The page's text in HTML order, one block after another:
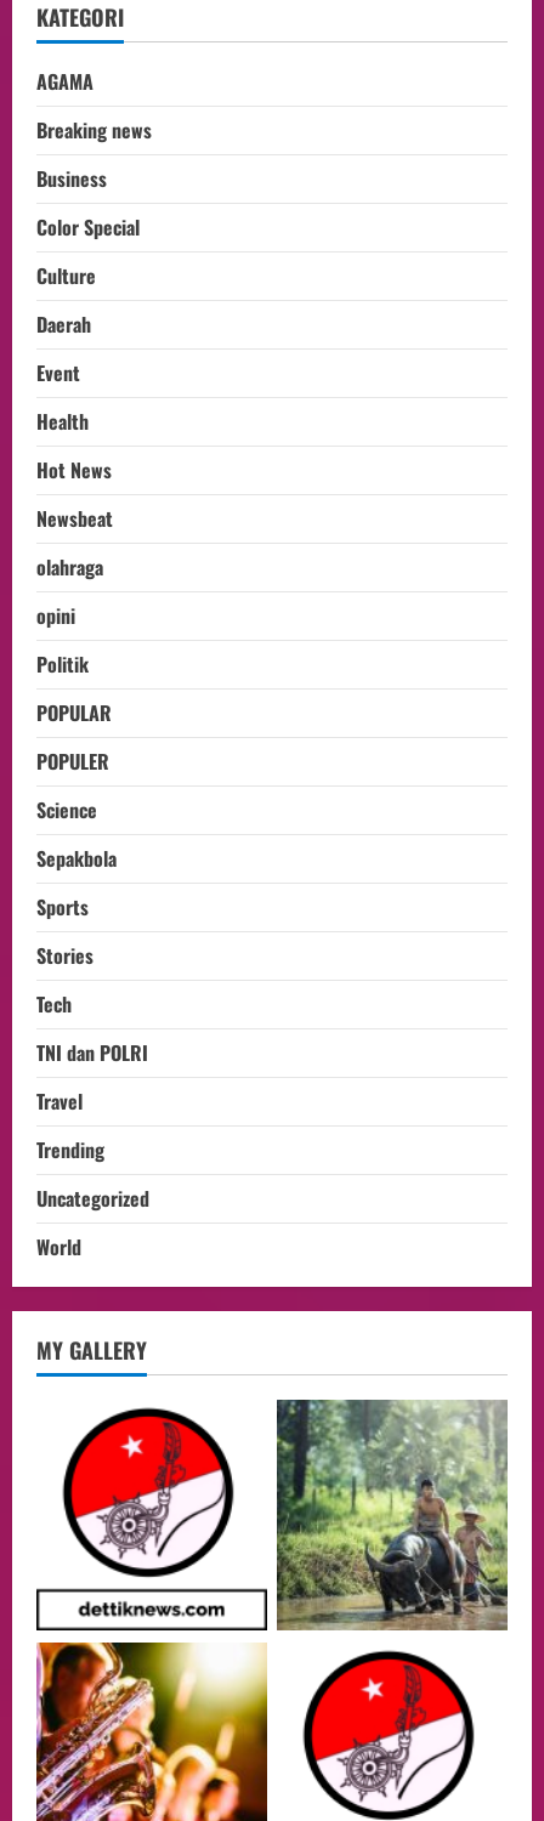
KATEGORI
AGAMA
Breaking news
Business
Color Special
Culture
Daerah
Event
Health
Hot News
Newsbeat
olahraga
opini
Politik
POPULAR
POPULER
Science
Sepakbola
Sports
Stories
Tech
TNI dan POLRI
Travel
Trending
Uncategorized
World
MY GALLERY
Menjaga Nama Baik Bangsa
05/08/2026
3
Event
Putusan Diundur Lagi, Pernyataan
Hakim pada Sidang Sebelumnya Jadi
Sorotan
05/08/2026
4
Presiden Prabowo dan PM Thailand
Sepakat Perkuat Stabilitas ketahan
ASEAN Melalui Penguatan Kerjasama
Kedua Negara.
04/08/2026
Event